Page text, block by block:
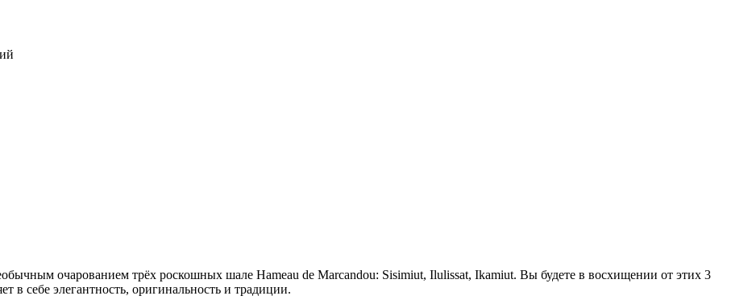
очарованием трёх роскошных шале Hameau de Marcandou: Sisimiut, Ilulissat, Ikamiut. Вы будете в восхищении от этих 3
в себе элегантность, оригинальность и традиции.